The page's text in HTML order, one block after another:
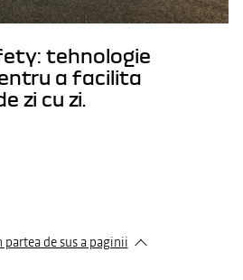
tehnologie
a facilita
zi cu zi.
partea de sus a paginii